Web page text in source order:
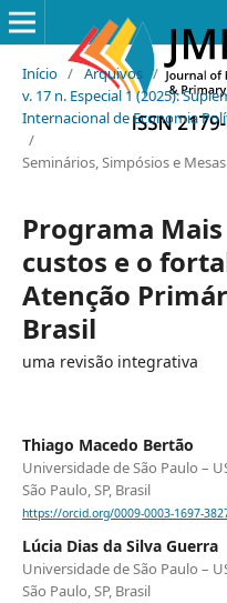
Início / Arquivos /
v. 17 n. Especial 1 (2025):
Internacional de Economia
/
Seminários, Simpósios e
Programa
custos e o
Atenção
Brasil
uma revisão integrativa
Thiago Macedo Bertão
Universidade de São Paulo –
São Paulo, SP, Brasil
https://orcid.org/0009-0003-1697-
Lúcia Dias da Silva Guerra
Universidade de São Paulo –
São Paulo, SP, Brasil